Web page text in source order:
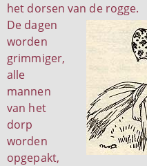
het dorsen van de rogge.
De dagen
worden
grimmiger,
alle
mannen
van het
dorp
worden
opgepakt,